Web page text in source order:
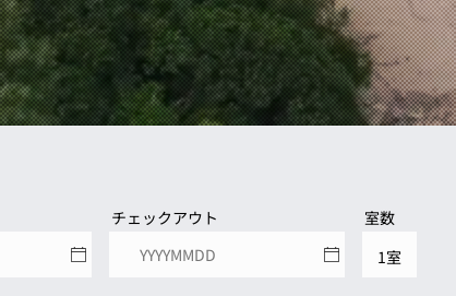
チェックアウト 室数